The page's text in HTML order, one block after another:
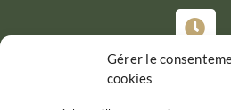
Gérer le
cookies
Du Mardi au